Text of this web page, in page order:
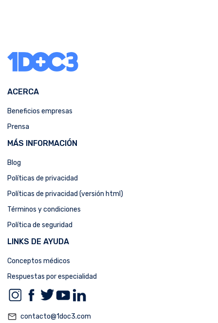
ACERCA
Beneficios empresas
Prensa
MÁS INFORMACIÓN
Blog
Políticas de privacidad
Políticas de privacidad (versión html)
Términos y condiciones
Política de seguridad
LINKS DE AYUDA
Conceptos médicos
Respuestas por especialidad
mail_outline contacto@1doc3.com